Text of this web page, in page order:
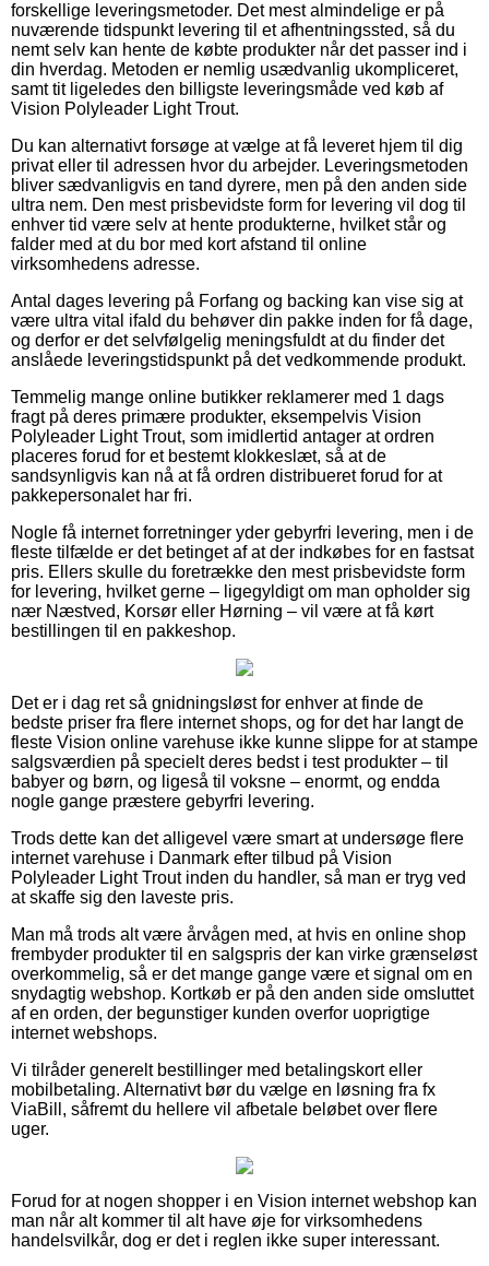
forskellige leveringsmetoder. Det mest almindelige er på
nuværende tidspunkt levering til et afhentningssted, så du
nemt selv kan hente de købte produkter når det passer ind i
din hverdag. Metoden er nemlig usædvanlig ukompliceret,
samt tit ligeledes den billigste leveringsmåde ved køb af
Vision Polyleader Light Trout.
Du kan alternativt forsøge at vælge at få leveret hjem til dig
privat eller til adressen hvor du arbejder. Leveringsmetoden
bliver sædvanligvis en tand dyrere, men på den anden side
ultra nem. Den mest prisbevidste form for levering vil dog til
enhver tid være selv at hente produkterne, hvilket står og
falder med at du bor med kort afstand til online
virksomhedens adresse.
Antal dages levering på Forfang og backing kan vise sig at
være ultra vital ifald du behøver din pakke inden for få dage,
og derfor er det selvfølgelig meningsfuldt at du finder det
anslåede leveringstidspunkt på det vedkommende produkt.
Temmelig mange online butikker reklamerer med 1 dags
fragt på deres primære produkter, eksempelvis Vision
Polyleader Light Trout, som imidlertid antager at ordren
placeres forud for et bestemt klokkeslæt, så at de
sandsynligvis kan nå at få ordren distribueret forud for at
pakkepersonalet har fri.
Nogle få internet forretninger yder gebyrfri levering, men i de
fleste tilfælde er det betinget af at der indkøbes for en fastsat
pris. Ellers skulle du foretrække den mest prisbevidste form
for levering, hvilket gerne – ligegyldigt om man opholder sig
nær Næstved, Korsør eller Hørning – vil være at få kørt
bestillingen til en pakkeshop.
Det er i dag ret så gnidningsløst for enhver at finde de
bedste priser fra flere internet shops, og for det har langt de
fleste Vision online varehuse ikke kunne slippe for at stampe
salgsværdien på specielt deres bedst i test produkter – til
babyer og børn, og ligeså til voksne – enormt, og endda
nogle gange præstere gebyrfri levering.
Trods dette kan det alligevel være smart at undersøge flere
internet varehuse i Danmark efter tilbud på Vision
Polyleader Light Trout inden du handler, så man er tryg ved
at skaffe sig den laveste pris.
Man må trods alt være årvågen med, at hvis en online shop
frembyder produkter til en salgspris der kan virke grænseløst
overkommelig, så er det mange gange være et signal om en
snydagtig webshop. Kortkøb er på den anden side omsluttet
af en orden, der begunstiger kunden overfor uoprigtige
internet webshops.
Vi tilråder generelt bestillinger med betalingskort eller
mobilbetaling. Alternativt bør du vælge en løsning fra fx
ViaBill, såfremt du hellere vil afbetale beløbet over flere
uger.
Forud for at nogen shopper i en Vision internet webshop kan
man når alt kommer til alt have øje for virksomhedens
handelsvilkår, dog er det i reglen ikke super interessant.